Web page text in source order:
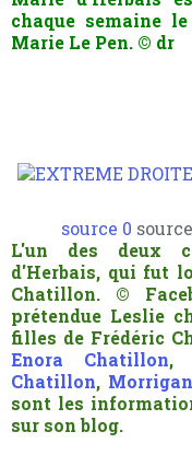
chaque semaine
Marie Le Pen. © dr
source 0
L'un des deux
d'Herbais, qui fut
Chatillon. ©
prétendue Leslie
filles de Frédéric
Enora Chatillon,
Chatillon,
sont les
sur son blog.